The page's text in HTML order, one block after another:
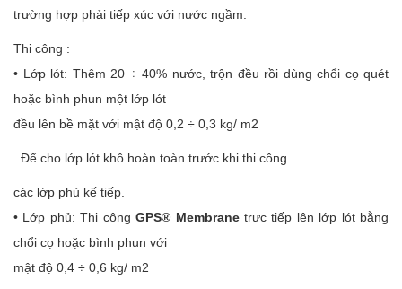
trường hợp phải tiếp xúc với nước ngầm.
Thi công :
• Lớp lót: Thêm 20 ÷ 40% nước, trộn đều rồi dùng chổi cọ quét
hoặc bình phun một lớp lót
đều lên bề mặt với mật độ 0,2 ÷ 0,3 kg/ m2
. Để cho lớp lót khô hoàn toàn trước khi thi công
các lớp phủ kế tiếp.
• Lớp phủ: Thi côngGPS® Membranetrực tiếp lên lớp lót bằng
chổi cọ hoặc bình phun với
mật độ 0,4 ÷ 0,6 kg/ m2